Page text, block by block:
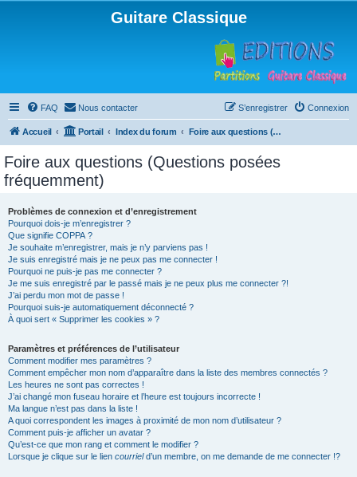
Guitare Classique
FAQ Nous contacter Connexion
S’enregistrer
Accueil Portail Index du forum Foire aux questions (Questions posées fréquemment)
Foire aux questions (Questions posées
fréquemment)
Problèmes de connexion et d’enregistrement
Pourquoi dois-je m’enregistrer ?
Que signifie COPPA ?
Je souhaite m’enregistrer, mais je n’y parviens pas !
Je suis enregistré mais je ne peux pas me connecter !
Pourquoi ne puis-je pas me connecter ?
Je me suis enregistré par le passé mais je ne peux plus me connecter ?!
J’ai perdu mon mot de passe !
Pourquoi suis-je automatiquement déconnecté ?
À quoi sert « Supprimer les cookies » ?
Paramètres et préférences de l’utilisateur
Comment modifier mes paramètres ?
Comment empêcher mon nom d’apparaître dans la liste des membres connectés ?
Les heures ne sont pas correctes !
J’ai changé mon fuseau horaire et l’heure est toujours incorrecte !
Ma langue n’est pas dans la liste !
A quoi correspondent les images à proximité de mon nom d’utilisateur ?
Comment puis-je afficher un avatar ?
Qu’est-ce que mon rang et comment le modifier ?
Lorsque je clique sur le lien courrield’un membre, on me demande de me connecter !?